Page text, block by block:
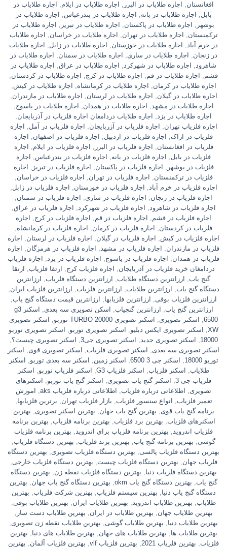
افغانستان, اجاره طلایاب در البرز , اجاره طلایاب در ایلام,
اجاره طلایاب در
بابل, اجاره طلایاب در بانه, اجاره طلایاب در بندرعباس,
اجاره طلایاب در
بوشهر , اجاره طلایاب در پاکستان, اجاره طلایاب در تبریز ,
اجاره طلایاب در
ترکمنستان, اجاره طلایاب در تهران, اجاره طلایاب در خراسان,
اجاره طلایاب
در خرم آباد, اجاره طلایاب در خوزستان, اجاره طلایاب در زابل,
اجاره طلایاب
در زنجان, اجاره طلایاب در ساری, اجاره طلایاب در سمنان,
اجاره طلایاب در
شاهرود, اجاره طلایاب در شهرکرد, اجاره طلایاب در عراق,
اجاره طلایاب در
قشم, اجاره طلایاب در قم, اجاره طلایاب در کرج, اجاره طلایاب در کردستان,
اجاره طلایاب در کرمان, اجاره طلایاب در کرمانشاه, اجاره طلایاب در کیش,
اجاره طلایاب در گیلان, اجاره طلایاب در لرستان, اجاره طلایاب در مازندران,
اجاره طلایاب در مشهد, اجاره طلایاب در همدان, اجاره طلایاب در یاسوج,
اجاره طلایاب در یزد, اجاره طلایاب دردامغان اجاره فلزیاب در آذربایجان,
اجاره فلزیاب تهران, اجاره فلزیاب در آزربایجان, اجاره فلزیاب در آمل,
اجاره
فلزیاب در اراک, اجاره فلزیاب در اردبیل, اجاره فلزیاب در اصفهان,
اجاره
فلزیاب در افغانستان, اجاره فلزیاب در البرز , اجاره فلزیاب در ایلام,
اجاره
فلزیاب در بابل, اجاره فلزیاب در بانه, اجاره فلزیاب در بندرعباس,
اجاره
فلزیاب در بوشهر , اجاره فلزیاب در پاکستان, اجاره فلزیاب در تبریز ,
اجاره
فلزیاب در ترکمنستان, اجاره فلزیاب در تهران, اجاره فلزیاب در خراسان,
اجاره فلزیاب در خرم آباد, اجاره فلزیاب در خوزستان, اجاره فلزیاب در زابل,
اجاره فلزیاب در زنجان, اجاره فلزیاب در ساری, اجاره فلزیاب در سمنان,
اجاره فلزیاب در شاهرود, اجاره فلزیاب در شهرکرد, اجاره فلزیاب در عراق,
اجاره فلزیاب در قشم, اجاره فلزیاب در قم, اجاره فلزیاب در کرج,
اجاره
فلزیاب در کردستان, اجاره فلزیاب در کرمان, اجاره فلزیاب در کرمانشاه,
اجاره فلزیاب در کیش, اجاره فلزیاب در گیلان, اجاره فلزیاب در لرستان,
اجاره
فلزیاب در مازندران, اجاره فلزیاب در مشهد, اجاره فلزیاب در هرمزگان,
اجاره
فلزیاب در همدان, اجاره فلزیاب در یاسوج, اجاره فلزیاب در یزد,
اجاره فلزیاب
دردامغان خرید فلزیاب در آذربایجان, اجاره فلزیاب کرج, ارتقا فلزیاب, ارتقا
گنج یاب, ارزانترین دستگاه طلایاب, ارزانترین دستگاه فلزیاب, ارزانترین
دستگاه گنج یاب, ارزانترین طلایاب, ارزانترین فلزیاب, ارزانترین فلزیاب ایران,
ارزانترین فلزیاب بوقی, ارزانترین فلزیابها, ارزانترین قیمت دستگاه گنج یاب,
ارزانترین گنج یاب, ارزانترین گنجیاب, اسکن تصویری سه بعدی,
اسکنر g3
6500
, اسکنر تصویری, اسکنر تصویری TURBO 20000 توربو ,
اسکنر تصویری
XW
, اسکنر تصویری ایکس دبلیو, اسکنر تصویری توربو,
اسکنر تصویری توربو
18000
, اسکنر تصویری جدید, اسکنر تصویری جی3 , اسکنر تصویری چیست؟,
اسکنر تصویری سه بعدی, اسکنر تصویری فلزیاب, اسکنر تصویری قوی,
اسکنر
توربو 18000
, اسکنر جی 3 6500 , اسکنر زمین, اسکنر سه بعدی توربو,
اسکنر
طلایاب, اسکنر فلزیاب, اسکنر فلزیاب G3 , اسکنر فلزیاب توربو,
اسکنر
فلزیاب جی 3
, اسکنر گنج یاب تصویری, اسکنر گنج یاب توربو,
اسکنرهای
تصویری, اطلاعاتی درباره فلزیاب, اطلاعاتی درباره فلزیاب aks ,
اموزش
تعمیر فلزیاب, انواع سنسور فلزیاب, بازار فلزیاب تهران, برترین فلزیابها,
برنامه گنج یاب قوی, بهترين گنج ياب جهان, بهترین اسکنر تصویری, بهترین
اسکنرهای فلزیاب, بهترین برد فلزیاب, بهترین برنامه فلزیاب, بهترین برنامه
فلزیاب اندروید, بهترین برنامه فلزیاب برای اندروید, بهترین برنامه فلزیاب
گوشی, بهترین برنامه گنج یاب, بهترین برند فلزیاب, بهترین دستگاه فلزیاب,
بهترین دستگاه فلزیاب پالسی, بهترین دستگاه فلزیاب تصویری, بهترین دستگاه
فلزیاب جهان, بهترین دستگاه فلزیاب چیست, بهترین دستگاه فلزیاب خارجی,
بهترین دستگاه فلزیاب دنیا, بهترین دستگاه فلزیاب نقطه زن, بهترین دستگاه
گنج یاب, بهترین دستگاه گنج یاب okm , بهترین دستگاه گنج یاب جهان, بهترین
دستگاه گنج یاب دنیا, بهترین سیستم فلزیاب, بهترین شرکت فلزیاب, بهترین
طلایاب, بهترین طلایاب اندروید, بهترین طلایاب ایران, بهترین طلایاب بوقی,
بهترین طلایاب جهان, بهترین طلایاب در ایران, بهترین طلایاب دست ساز ,
بهترین طلایاب دنیا, بهترین طلایاب گوشی, بهترین طلایاب نقطه زن تصویری,
بهترین طلایاب ها, بهترین طلایاب های جهان, بهترین طلایاب های دنیا, بهترین
فلزیاب, بهترین فلزیاب 2021 , بهترین فلزیاب vlf , بهترین فلزیاب آلمان, بهترین